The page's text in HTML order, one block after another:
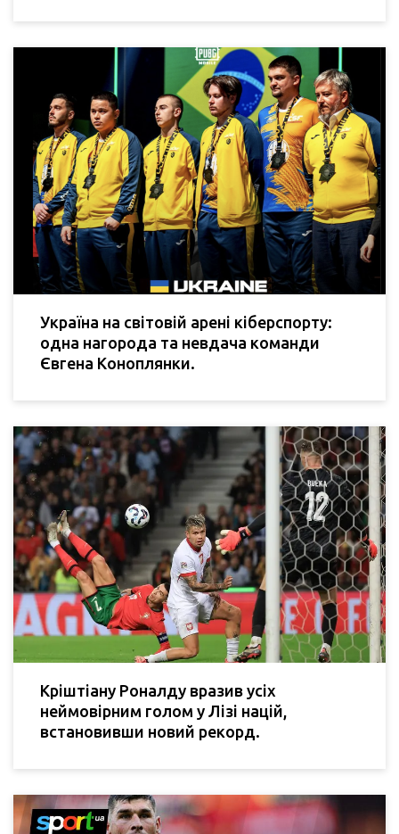
Україна на світовій арені кіберспорту:
одна нагорода та невдача команди
Євгена Коноплянки.
Кріштіану Роналду вразив усіх
неймовірним голом у Лізі націй,
встановивши новий рекорд.